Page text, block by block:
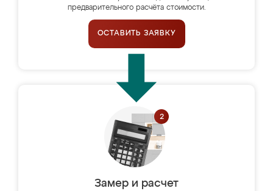
предварительного расчёта стоимости.
ОСТАВИТЬ ЗАЯВКУ
Замер и расчет